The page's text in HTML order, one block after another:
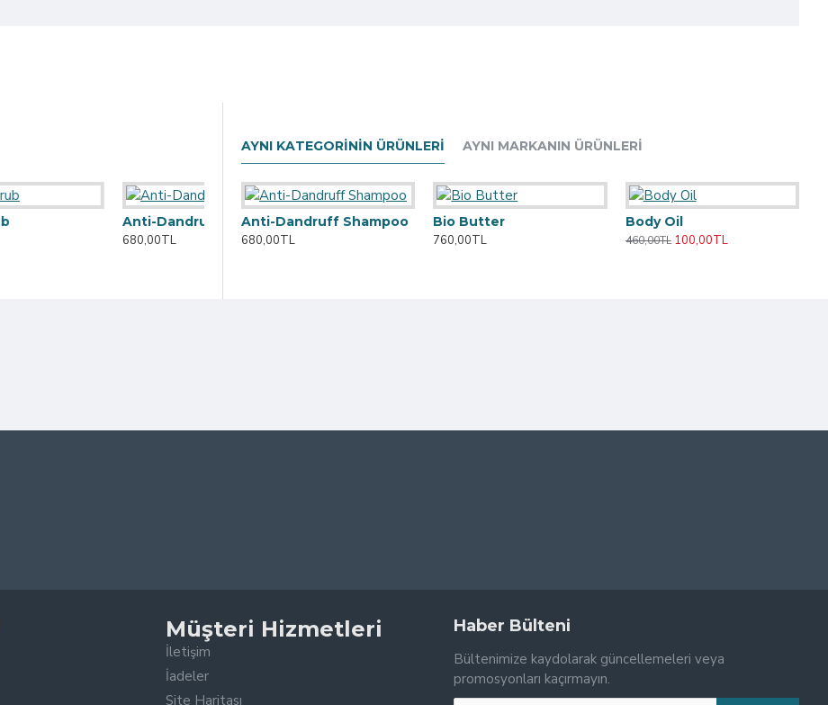
Anti-Dandruff Shampoo
AYNI KATEGORININ ÜRÜNLERI AYNI MARKANIN ÜRÜNLERI
Anti-Dandruff Shampoo
680,00TL
Bio Butter
760,00TL
Body Oil
460,00TL 100,00TL
Müşteri Hizmetleri
İletişim
İadeler
Site Haritası
Haber Bülteni
Bültenimize kaydolarak güncellemeleri veya
promosyonları kaçırmayın.